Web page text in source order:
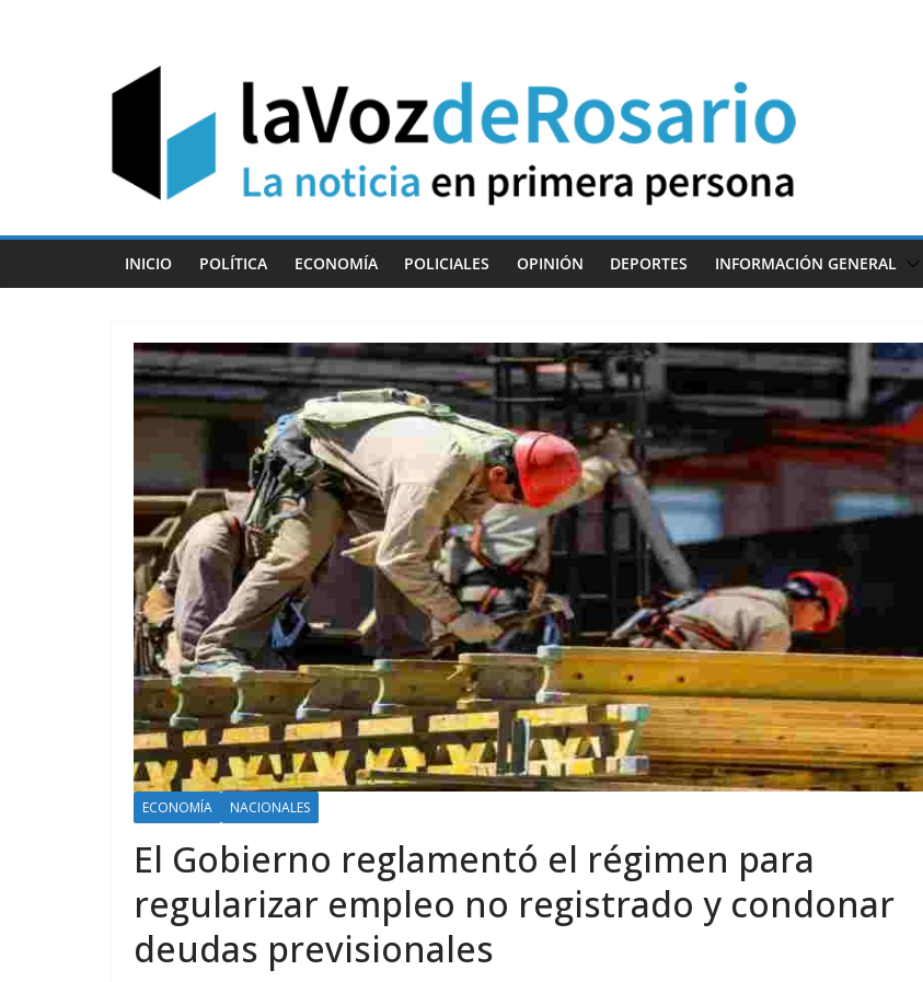
INICIO POLÍTICA ECONOMÍA POLICIALES OPINIÓN DEPORTES INFORMACIÓN GENERAL
ECONOMÍA NACIONALES
El Gobierno reglamentó el régimen para
regularizar empleo no registrado y condonar
deudas previsionales